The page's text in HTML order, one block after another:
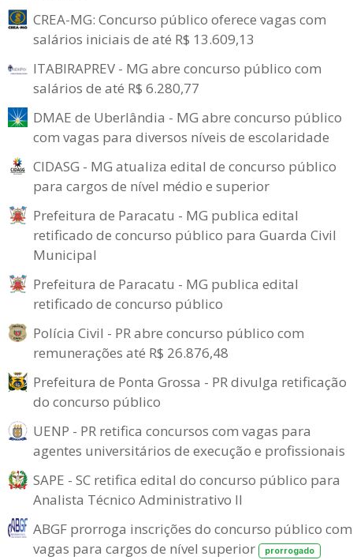
CREA-MG: Concurso público oferece vagas com
salários iniciais de até R$ 13.609,13
ITABIRAPREV - MG abre concurso público com
salários de até R$ 6.280,77
DMAE de Uberlândia - MG abre concurso público
com vagas para diversos níveis de escolaridade
CIDASG - MG atualiza edital de concurso público
para cargos de nível médio e superior
Prefeitura de Paracatu - MG publica edital
retificado de concurso público para Guarda Civil
Municipal
Prefeitura de Paracatu - MG publica edital
retificado de concurso público
Polícia Civil - PR abre concurso público com
remunerações até R$ 26.876,48
Prefeitura de Ponta Grossa - PR divulga retificação
do concurso público
UENP - PR retifica concursos com vagas para
agentes universitários de execução e profissionais
SAPE - SC retifica edital do concurso público para
Analista Técnico Administrativo II
ABGF prorroga inscrições do concurso público com
vagas para cargos de nível superior
prorrogado